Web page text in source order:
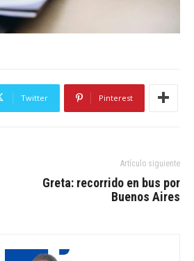
Twitter Pinterest
Artículo siguiente
Greta: recorrido en bus por
Buenos Aires